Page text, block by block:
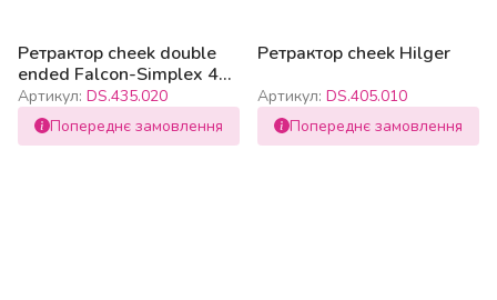
Ретрактор cheek double
ended Falcon-Simplex 45
x 55 x 110mm
Артикул: DS.435.020
Попереднє замовлення
Ретрактор cheek Hilger
Артикул: DS.405.010
Попереднє замовлення